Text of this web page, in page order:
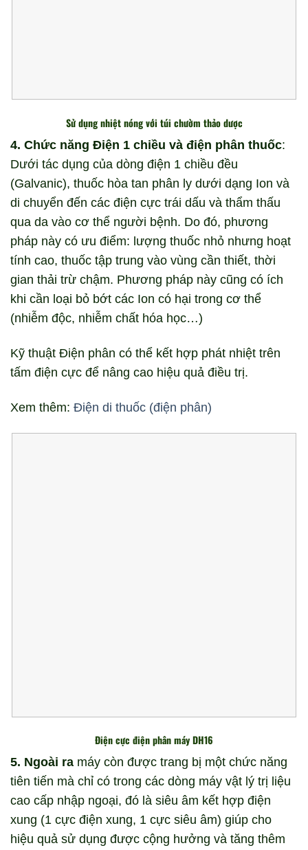
Sử dụng nhiệt nóng với túi chườm thảo dược
4. Chức năng Điện 1 chiều và điện phân thuốc:
Dưới tác dụng của dòng điện 1 chiều đều
(Galvanic), thuốc hòa tan phân ly dưới dạng Ion và
di chuyển đến các điện cực trái dấu và thẩm thấu
qua da vào cơ thể người bệnh. Do đó, phương
pháp này có ưu điểm: lượng thuốc nhỏ nhưng hoạt
tính cao, thuốc tập trung vào vùng cần thiết, thời
gian thải trừ chậm. Phương pháp này cũng có ích
khi cần loại bỏ bớt các Ion có hại trong cơ thể
(nhiễm độc, nhiễm chất hóa học…)
Kỹ thuật Điện phân có thể kết hợp phát nhiệt trên
tấm điện cực để nâng cao hiệu quả điều trị.
Xem thêm: Điện di thuốc (điện phân)
Điện cực điện phân máy DH16
5. Ngoài ra máy còn được trang bị một chức năng
tiên tiến mà chỉ có trong các dòng máy vật lý trị liệu
cao cấp nhập ngoại, đó là siêu âm kết hợp điện
xung (1 cực điện xung, 1 cực siêu âm) giúp cho
hiệu quả sử dụng được cộng hưởng và tăng thêm